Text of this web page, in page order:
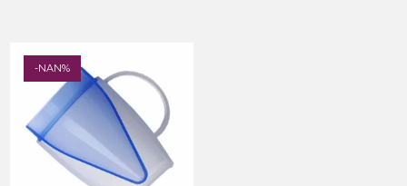
-NAN%